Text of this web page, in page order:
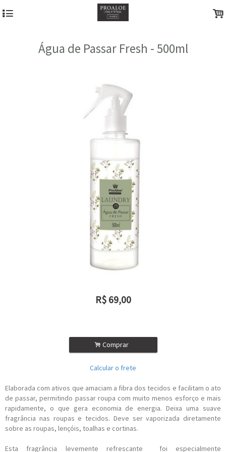
4 .
Água de Passar Fresh - 500ml
R$ 69,00
. Comprar
Calcular o frete
Elaborada com ativos que amaciam a fibra dos tecidos e facilitam o ato
de passar, permitindo passar roupa com muito menos esforço e mais
rapidamente, o que gera economia de energia. Deixa uma suave
fragrância nas roupas e tecidos. Deve ser vaporizada diretamente
sobre as roupas, lençóis, toalhas e cortinas.
Esta fragrância levemente refrescante foi especialmente